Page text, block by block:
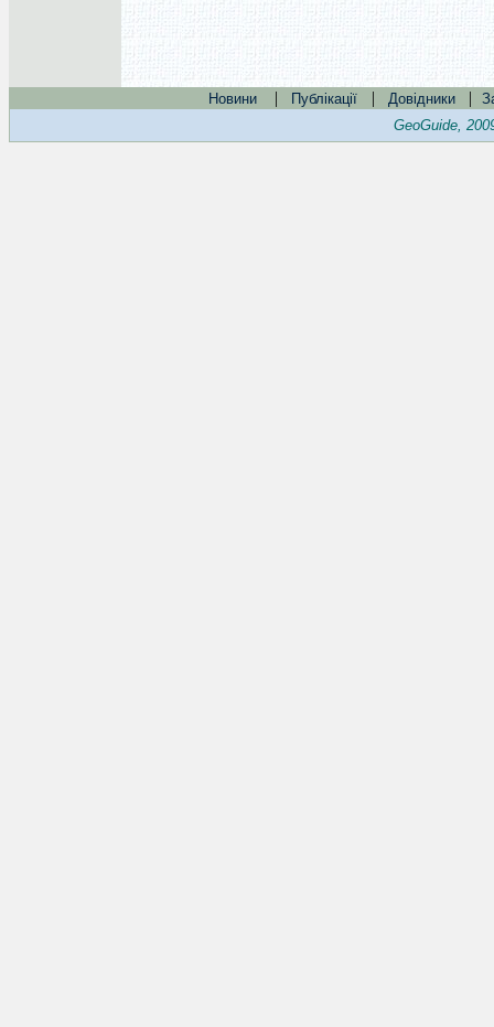
Новини | Публікації | Довідники |
GeoGuide,